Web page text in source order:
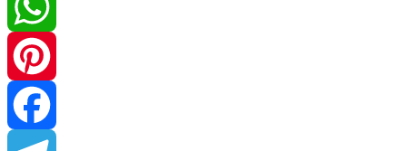
Twitter
WhatsApp
Pinterest